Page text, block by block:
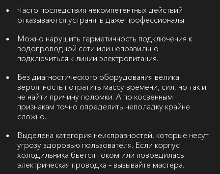
Часто последствия некомпетентных действий
отказываются устранять даже профессионалы.
Можно нарушить герметичность подключения к
водопроводной сети или неправильно
подключиться к линии электропитания.
Без диагностического оборудования велика
вероятность потратить массу времени, сил, но так и
не найти причину поломки. А по косвенным
признакам точно определить неполадку крайне
сложно.
Выделена категория неисправностей, которые несут
угрозу здоровью пользователя. Если корпус
холодильника бьется током или повредилась
электрическая проводка – вызывайте мастера.